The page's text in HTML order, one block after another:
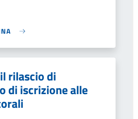
rilascio di
di iscrizione alle